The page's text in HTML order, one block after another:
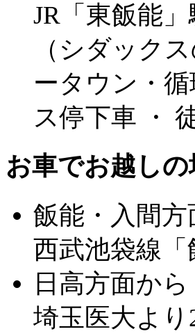
JR「東飯能
（シダック
ータウン・
ス停下車 ・
お車でお越しの
飯能・入間方
西武池袋線「
日高方面から
埼玉医大より